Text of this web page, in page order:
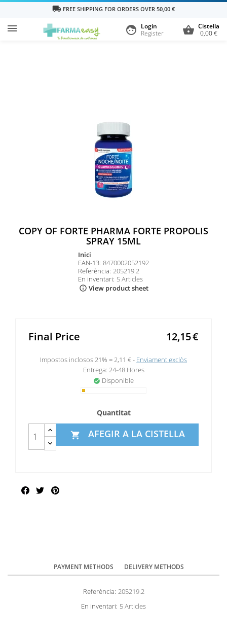
local_shipping FREE SHIPPING FOR ORDERS OVER 50,00 €
 shopping_basket Cistella
0,00 €
face Login
Register
COPY OF FORTE PHARMA FORTE PROPOLIS
SPRAY 15ML
inici
EAN-13: 8470002052192
Referència: 205219.2
En inventari: 5 Articles
info_outline View product sheet
Final Price €
12,15
Impostos inclosos 21% =2,11 €
Enviament exclòs
Entrega: 24-48 Hores
check_circle Disponible
Quantitat
 AFEGIR A LA CISTELLA
Compartir
PAYMENT METHODS DELIVERY METHODS
Referència: 205219.2
En inventari: 5 Articles